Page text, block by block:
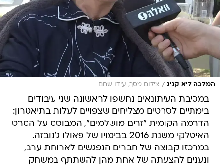
המלכה ליא קניג / צילום מסך, עידו שחם
במסיבת העיתונאים נחשפו לראשונה שני עיבודים
בימתיים לסרטים מצליחים שצפויים לעלות בתיאטרון:
הדרמה הקומית "זרים מושלמים", המבוסס על הסרט
האיטלקי משנת 2016 בבימויו של פאולו ג'נובזה.
במרכזו קבוצה של חברים הנפגשים לארוחת ערב,
ונענים להצעתה של אחת מהן להשתתף במשחק